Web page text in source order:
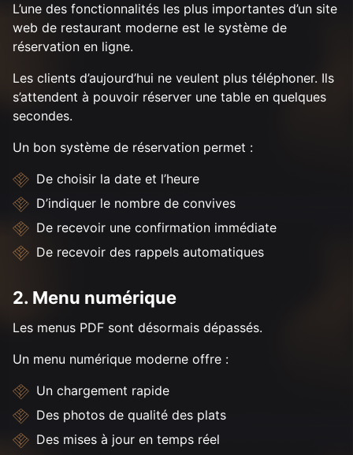
L’une des fonctionnalités les plus importantes d’un site
web de restaurant moderne est le système de
réservation en ligne.
Les clients d’aujourd’hui ne veulent plus téléphoner. Ils
s’attendent à pouvoir réserver une table en quelques
secondes.
Un bon système de réservation permet :
De choisir la date et l’heure
D’indiquer le nombre de convives
De recevoir une confirmation immédiate
De recevoir des rappels automatiques
2. Menu numérique
Les menus PDF sont désormais dépassés.
Un menu numérique moderne offre :
Un chargement rapide
Des photos de qualité des plats
Des mises à jour en temps réel